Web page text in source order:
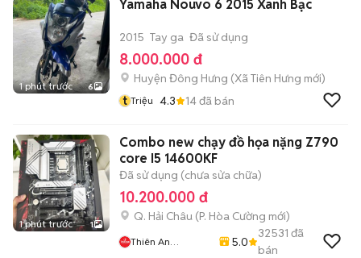
1 phút trước 6
Yamaha Nouvo 6 2015 Xanh Bạc
2015 Tay ga Đã sử dụng
8.000.000 đ
Huyện Đông Hưng (Xã Tiên Hưng mới)
t Triệu 4.3 14đã bán
1 phút trước 1
Combo new chạy đồ họa nặng Z790
core I5 14600KF
Đã sử dụng (chưa sửa chữa)
10.200.000 đ
Q. Hải Châu (P. Hòa Cường mới)
Thiên An
5.0
32531 đã
bán